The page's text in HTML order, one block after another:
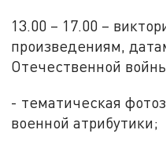
13.00 – 17.00 –
произведениям,
Отечественной
- тематическая
военной атрибутики;